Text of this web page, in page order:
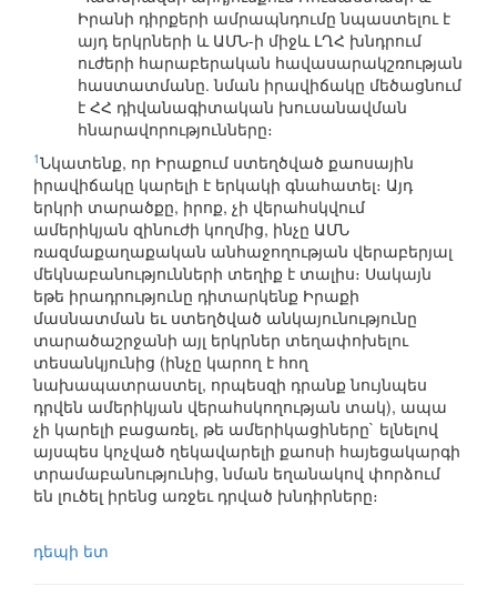
Իրանի դիրքերի ամրապնդումը նպաստելու է
այդ երկրների և ԱՄՆ-ի միջև ԼՂՀ խնդրում
ուժերի հարաբերական հավասարակշռության
հաստատմանը. նման իրավիճակը մեծացնում
է ՀՀ դիվանագիտական խուսանավման
հնարավորությունները։
1Նկատենք, որ Իրաքում ստեղծված քաոսային
իրավիճակը կարելի է երկակի գնահատել։ Այդ
երկրի տարածքը, իրոք, չի վերահսկվում
ամերիկյան զինուժի կողմից, ինչը ԱՄՆ
ռազմաքաղաքական անհաջողության վերաբերյալ
մեկնաբանությունների տեղիք է տալիս։ Սակայն
եթե իրադրությունը դիտարկենք Իրաքի
մասնատման եւ ստեղծված անկայունությունը
տարածաշրջանի այլ երկրներ տեղափոխելու
տեսանկյունից (ինչը կարող է հող
նախապատրաստել, որպեսզի դրանք նույնպես
դրվեն ամերիկյան վերահսկողության տակ), ապա
չի կարելի բացառել, թե ամերիկացիները` ելնելով
այսպես կոչված ղեկավարելի քաոսի հայեցակարգի
տրամաբանությունից, նման եղանակով փորձում
են լուծել իրենց առջեւ դրված խնդիրները։
դեպի ետ